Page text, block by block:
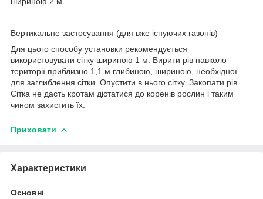
Вертикальне застосування (для вже існуючих газонів)
Для цього способу установки рекомендується
використовувати сітку шириною 1 м. Вирити рів навколо
території приблизно 1,1 м глибиною, шириною, необхідної
для заглиблення сітки. Опустити в нього сітку. Закопати рів.
Сітка не дасть кротам дістатися до коренів рослин і таким
чином захистить їх.
Приховати
Характеристики
Основні